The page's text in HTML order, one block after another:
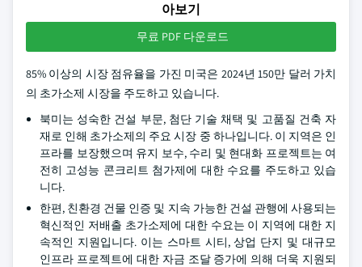
아보기
무료 PDF 다운로드
85% 이상의 시장 점유율을 가진 미국은 2024년 150만 달러 가치
의 초가소제 시장을 주도하고 있습니다.
북미는 성숙한 건설 부문, 첨단 기술 채택 및 고품질 건축 자
재로 인해 초가소제의 주요 시장 중 하나입니다. 이 지역은 인
프라를 보장했으며 유지 보수, 수리 및 현대화 프로젝트는 여
전히 고성능 콘크리트 첨가제에 대한 수요를 주도하고 있습
니다.
한편, 친환경 건물 인증 및 지속 가능한 건설 관행에 사용되는
혁신적인 저배출 초가소제에 대한 수요는 이 지역에 대한 지
속적인 지원입니다. 이는 스마트 시티, 상업 단지 및 대규모
인프라 프로젝트에 대한 자금 조달 증가에 의해 더욱 지원되